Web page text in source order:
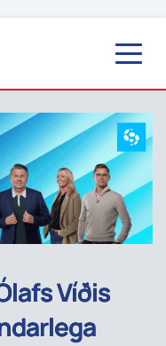
Víðis